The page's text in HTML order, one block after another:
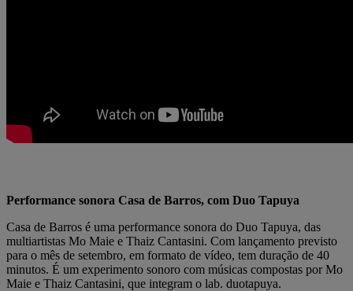
Performance sonora Casa de Barros, com Duo Tapuya
Casa de Barros é uma performance sonora do Duo Tapuya, das
multiartistas Mo Maie e Thaiz Cantasini. Com lançamento previsto
para o mês de setembro, em formato de vídeo, tem duração de 40
minutos. É um experimento sonoro com músicas compostas por Mo
Maie e Thaiz Cantasini, que integram o lab. duotapuya.